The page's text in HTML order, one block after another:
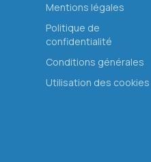
Mentions légales
Politique de
confidentialité
Conditions générales
Utilisation des cookies